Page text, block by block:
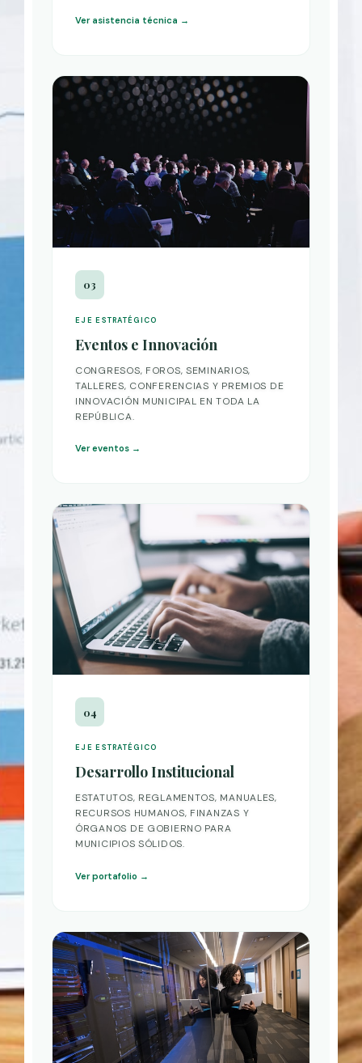
Ver asistencia técnica →
03
EJE ESTRATÉGICO
Eventos e Innovación
CONGRESOS, FOROS, SEMINARIOS,
TALLERES, CONFERENCIAS Y PREMIOS DE
INNOVACIÓN MUNICIPAL EN TODA LA
REPÚBLICA.
Ver eventos →
04
EJE ESTRATÉGICO
Desarrollo Institucional
ESTATUTOS, REGLAMENTOS, MANUALES,
RECURSOS HUMANOS, FINANZAS Y
ÓRGANOS DE GOBIERNO PARA
MUNICIPIOS SÓLIDOS.
Ver portafolio →